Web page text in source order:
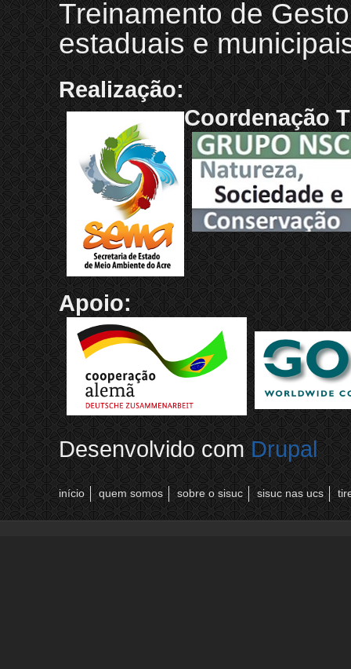
Treinamento de
estaduais e
Realização:
Coordenação
Apoio:
Desenvolvido com Drupal
início quem somos sobre o sisuc sisuc nas ucs